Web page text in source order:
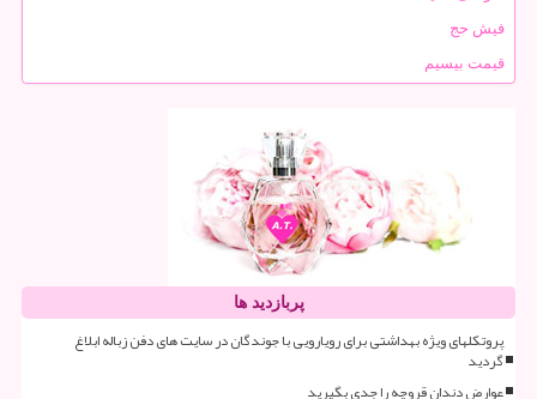
فیش حج
قیمت بیسیم
پربازدید ها
پروتکلهای ویژه بهداشتی برای رویارویی با جوندگان در سایت های دفن زباله ابلاغ
گردید
عوارض دندان قروچه را جدی بگیرید